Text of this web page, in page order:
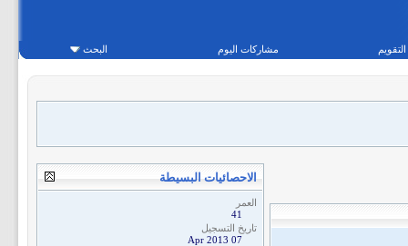
التقويم مشاركات اليوم البحث
الاحصائيات البسيطة
العمر
41
تاريخ التسجيل
07 Apr 2013